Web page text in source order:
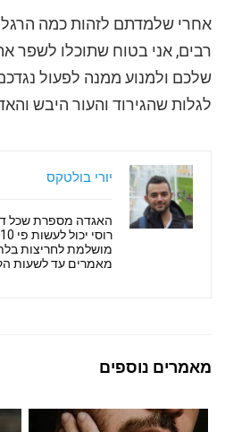
אחרי שלמדתם לזהות כמה
רבים, אני בטוח שתוכלו לשפר
שלכם ולמנוע ממנה לפעול
לגלות שהגירוד והעור היבש
יורי בולטקס
האגדה מספרת שכל
מושלמת לחריצות
מאמרים עד לשעות
מאמרים נוספים